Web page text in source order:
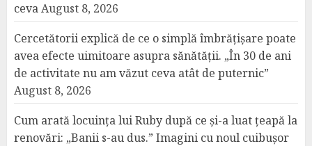
cevaAugust 8, 2026
Cercetătorii explică de ce o simplă îmbrățișare poate
avea efecte uimitoare asupra sănătății. „În 30 de ani
de activitate nu am văzut ceva atât de puternic”
August 8, 2026
Cum arată locuința lui Ruby după ce și-a luat țeapă la
renovări: „Banii s-au dus.” Imagini cu noul cuibușor